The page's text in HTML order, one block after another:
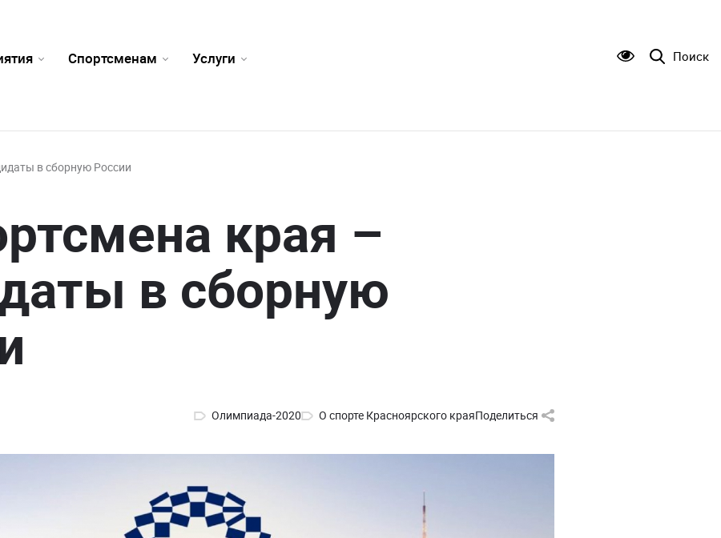
Спортсменам Услуги Поиск
в сборную России
края –
в сборную
Олимпиада-2020 О спорте Красноярского краяПоделиться